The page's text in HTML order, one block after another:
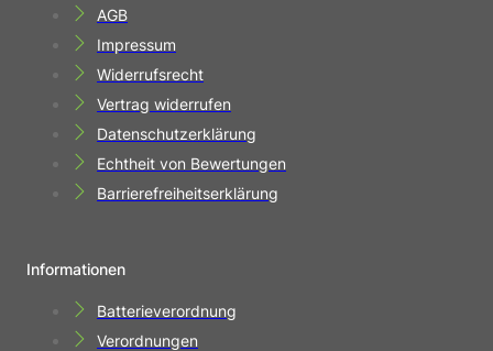
AGB
Impressum
Widerrufsrecht
Vertrag widerrufen
Datenschutzerklärung
Echtheit von Bewertungen
Barrierefreiheitserklärung
Informationen
Batterieverordnung
Verordnungen